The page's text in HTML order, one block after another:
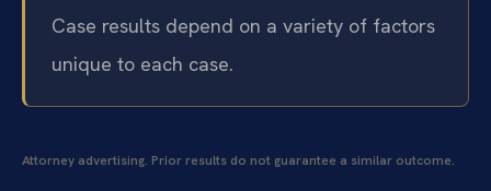
Case results depend on a variety of factors
unique to each case.
Attorney advertising. Prior results do not guarantee a similar outcome.